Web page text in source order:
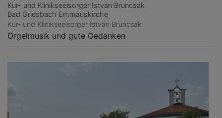
Kur- und Klinikseelsorger István Bruncsák
Bad Griesbach Emmauskirche
Kur- und Klinikseelsorger István Bruncsák
Orgelmusik und gute Gedanken